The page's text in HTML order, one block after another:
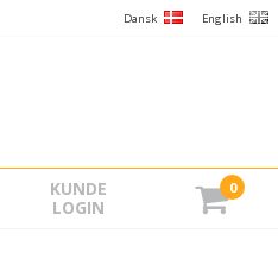
Dansk English
KUNDE
LOGIN
0